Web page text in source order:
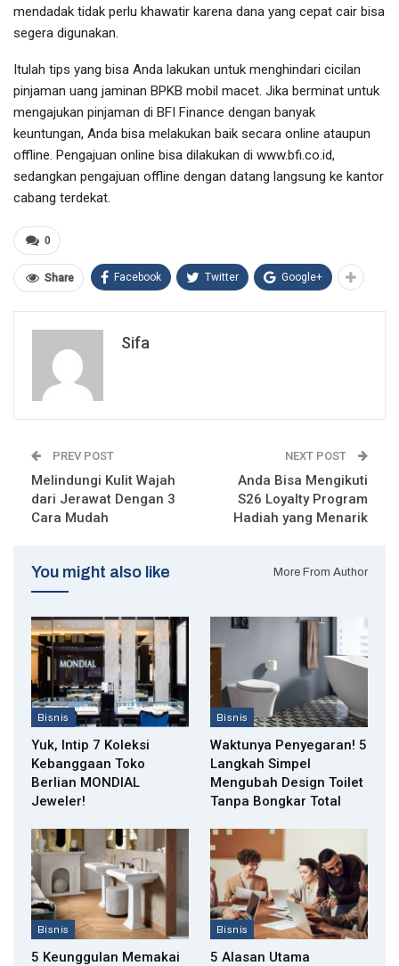
mendadak tidak perlu khawatir karena dana yang cepat cair bisa
segera digunakan.
Itulah tips yang bisa Anda lakukan untuk menghindari cicilan
pinjaman uang jaminan BPKB mobil macet. Jika berminat untuk
mengajukan pinjaman di BFI Finance dengan banyak
keuntungan, Anda bisa melakukan baik secara online ataupun
offline. Pengajuan online bisa dilakukan di www.bfi.co.id,
sedangkan pengajuan offline dengan datang langsung ke kantor
cabang terdekat.
0
Share Facebook Twitter Google+
Sifa
PREV POST
Melindungi Kulit Wajah
dari Jerawat Dengan 3
Cara Mudah
NEXT POST
Anda Bisa Mengikuti
S26 Loyalty Program
Hadiah yang Menarik
You might also like More From Author
Bisnis
Yuk, Intip 7 Koleksi
Kebanggaan Toko
Berlian MONDIAL
Jeweler!
Bisnis
Waktunya Penyegaran! 5
Langkah Simpel
Mengubah Design Toilet
Tanpa Bongkar Total
Bisnis
5 Keunggulan Memakai
Bisnis
5 Alasan Utama